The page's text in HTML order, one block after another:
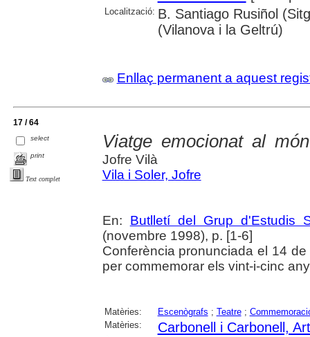
Localització: B. Santiago Rusiñol
(Vilanova i la Geltrú)
Enllaç permanent a aquest
17 / 64
select
print
Text complet
Viatge emocionat al
Jofre Vilà
Vila i Soler, Jofre
En: Butlletí del Grup d'Estudis
(novembre 1998), p. [1-6]
Conferència pronunciada el 14
per commemorar els vint-i-cinc
Matèries: Escenògrafs ; Teatre;
Matèries:
Carbonell i Carbonell,